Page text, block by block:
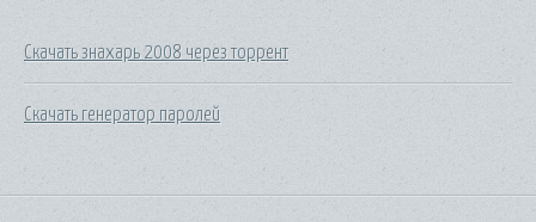
Скачать знахарь 2008 через торрент
Скачать генератор паролей